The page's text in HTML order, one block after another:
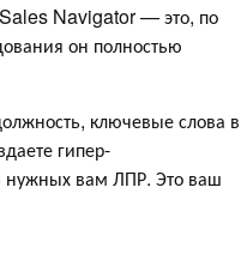
Navigator — это, по
он полностью
ключевые слова в
гипер-
нужных вам ЛПР. Это ваш